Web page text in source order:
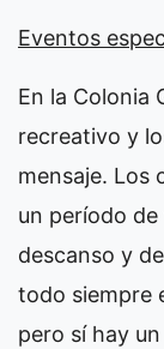
Eventos
En la Colonia
recreativo y
mensaje. Los
un período
descanso y
todo siempre
pero sí hay